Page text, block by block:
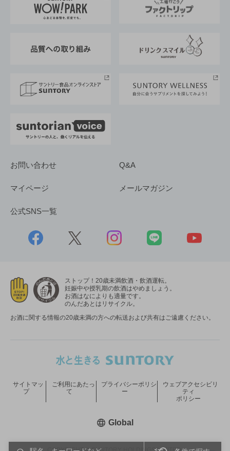
地域情報
サントリーサンバーズ大阪
サントリーが考えるサステナビリティ経営
企業概要
採用情報
お問い合わせ Q&A
マイページ メールマガジン
公式SNS一覧
ストップ！20歳未満飲酒・飲酒運転。
妊娠中や授乳期の飲酒はやめましょう。
お酒はなによりも適量です。
のんだあとはリサイクル。
お酒に関する情報の20歳未満の方への転送および共有はご遠慮ください。
サイトマッ
プ
ご利用にあたっ
て
プライバシーポリシ
ー
ウェブアクセシビリ
ティ
ポリシー
Global新しいウィンドウで開く